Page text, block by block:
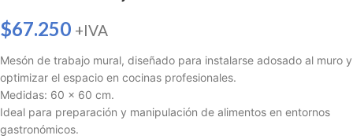
$67.250 +IVA
Mesón de trabajo mural, diseñado para instalarse adosado al muro y
optimizar el espacio en cocinas profesionales.
Medidas: 60 x 60 cm.
Ideal para preparación y manipulación de alimentos en entornos
gastronómicos.